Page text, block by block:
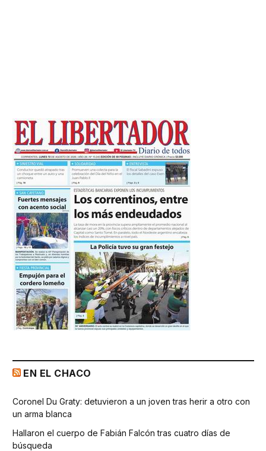
EN EL CHACO
Coronel Du Graty: detuvieron a un joven tras herir a otro con
un arma blanca
Hallaron el cuerpo de Fabián Falcón tras cuatro días de
búsqueda